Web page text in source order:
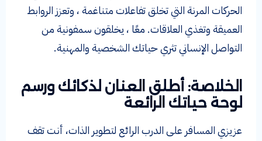
الحركات المرنة التي تخلق تفاعلات متناغمة ، وتعزز الروابط
العميقة وتغذي العلاقات. معًا ، يخلقون سمفونية من
التواصل الإنساني تثري حياتك الشخصية والمهنية.
الخلاصة: أطلق العنان لذكائك ورسم
لوحة حياتك الرائعة
عزيزي المسافر على الدرب الرائع لتطوير الذات، أنت تقف